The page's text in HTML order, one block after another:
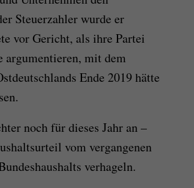
Steuerzahler wurde er
vor Gericht, als ihre Partei
argumentieren, mit dem
Ende 2019 hätte
noch für dieses Jahr an –
vom vergangenen
verhageln.